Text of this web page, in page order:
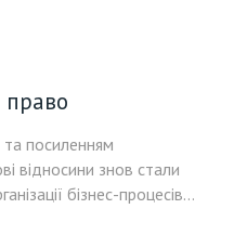
право
та посиленням
відносини знов стали
бізнес-процесів…